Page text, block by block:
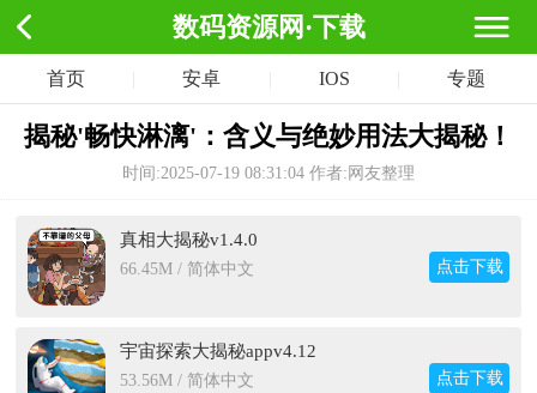
数码资源网·下载
首页 安卓 IOS 专题
揭秘'畅快淋漓'：含义与绝妙用法大揭秘！
时间:2025-07-19 08:31:04 作者:网友整理
真相大揭秘v1.4.0
66.45M / 简体中文 点击下载
宇宙探索大揭秘appv4.12
53.56M / 简体中文 点击下载